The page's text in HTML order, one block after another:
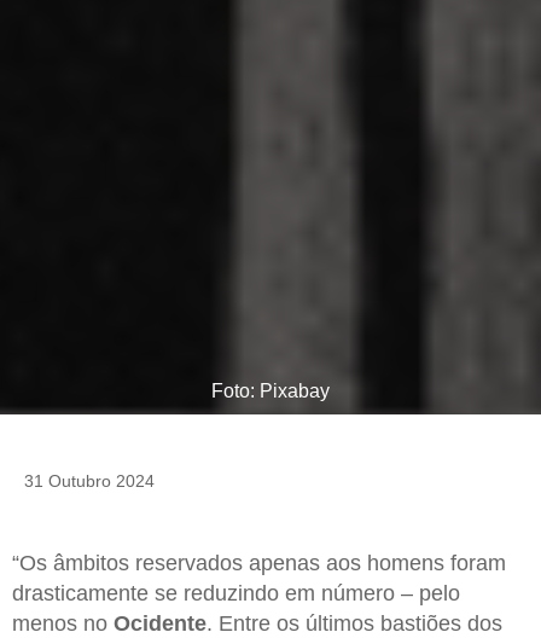
Foto: Pixabay
31 Outubro 2024
“Os âmbitos reservados apenas aos homens foram
drasticamente se reduzindo em número – pelo
menos no Ocidente. Entre os últimos bastiões dos